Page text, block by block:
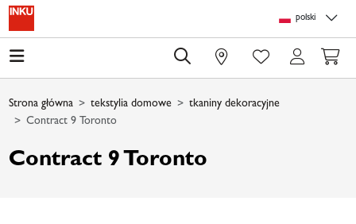
Skip to main content
polski
0
Strona główna tekstylia domowe
tkaniny dekoracyjne
Contract 9 Toronto
Contract 9 Toronto